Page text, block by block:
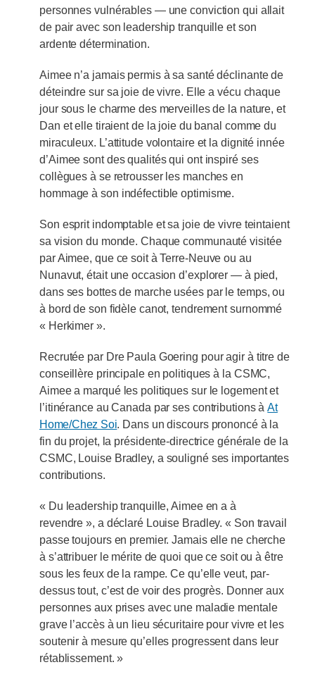
personnes vulnérables — une conviction qui allait
de pair avec son leadership tranquille et son
ardente détermination.
Aimee n’a jamais permis à sa santé déclinante de
déteindre sur sa joie de vivre. Elle a vécu chaque
jour sous le charme des merveilles de la nature, et
Dan et elle tiraient de la joie du banal comme du
miraculeux. L’attitude volontaire et la dignité innée
d’Aimee sont des qualités qui ont inspiré ses
collègues à se retrousser les manches en
hommage à son indéfectible optimisme.
Son esprit indomptable et sa joie de vivre teintaient
sa vision du monde. Chaque communauté visitée
par Aimee, que ce soit à Terre-Neuve ou au
Nunavut, était une occasion d’explorer — à pied,
dans ses bottes de marche usées par le temps, ou
à bord de son fidèle canot, tendrement surnommé
« Herkimer ».
Recrutée par Dre Paula Goering pour agir à titre de
conseillère principale en politiques à la CSMC,
Aimee a marqué les politiques sur le logement et
l’itinérance au Canada par ses contributions àAt
Home/Chez Soi. Dans un discours prononcé à la
fin du projet, la présidente-directrice générale de la
CSMC, Louise Bradley, a souligné ses importantes
contributions.
« Du leadership tranquille, Aimee en a à
revendre », a déclaré Louise Bradley. « Son travail
passe toujours en premier. Jamais elle ne cherche
à s’attribuer le mérite de quoi que ce soit ou à être
sous les feux de la rampe. Ce qu’elle veut, par-
dessus tout, c’est de voir des progrès. Donner aux
personnes aux prises avec une maladie mentale
grave l’accès à un lieu sécuritaire pour vivre et les
soutenir à mesure qu’elles progressent dans leur
rétablissement. »